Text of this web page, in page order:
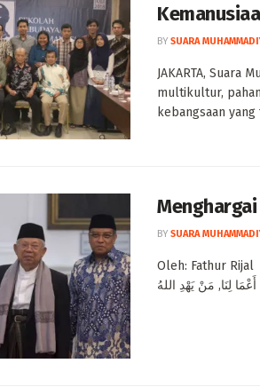
BY SUARA
JAKARTA, Suara
multikultur,
kebangsaan
BY SUARA
Oleh: Fathur Rijal اَلْحَمْدُلِلَّهِ الَّذِيْ نَحْمَدُهُ وَنَسْتَعِيْنُهُ وَنَسْتَغْفِرُهُ, وَ نَعُوْذُبِاللهِ مِنْ